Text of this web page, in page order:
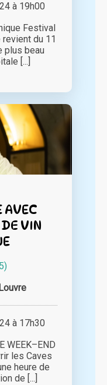
à 19h00
Festival
revient du 11
plus beau
[...]
AVEC
VIN
à 17h30
WEEK–END
les Caves
heure de
de [...]